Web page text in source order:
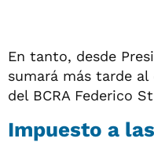
En tanto, desde
sumará más tarde
del BCRA Federico
Impuesto a